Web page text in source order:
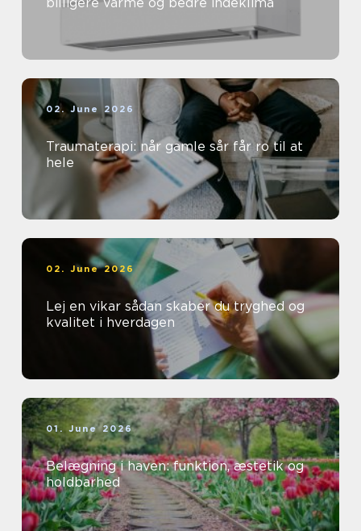
billigere varme og bedre indeklima
02. June 2026
Traumaterapi: når gamle sår får ro til at
hele
02. June 2026
Lej en vikar sådan skaber du tryghed og
kvalitet i hverdagen
01. June 2026
Belægning i haven: funktion, æstetik og
holdbarhed